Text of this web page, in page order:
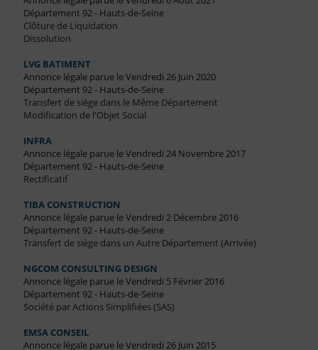
Département 92 - Hauts-de-Seine
Clôture de Liquidation
Dissolution
LVG BATIMENT
Annonce légale parue le Vendredi 26 Juin 2020
Département 92 - Hauts-de-Seine
Transfert de siège dans le Même Département
Modification de l'Objet Social
INFRA
Annonce légale parue le Vendredi 24 Novembre 2017
Département 92 - Hauts-de-Seine
Rectificatif
TIBA CONSTRUCTION
Annonce légale parue le Vendredi 2 Décembre 2016
Département 92 - Hauts-de-Seine
Transfert de siège dans un Autre Département (Arrivée)
NGCOM CONSULTING DESIGN
Annonce légale parue le Vendredi 5 Février 2016
Département 92 - Hauts-de-Seine
Société par Actions Simplifiées (SAS)
EMSA CONSEIL
Annonce légale parue le Vendredi 26 Juin 2015